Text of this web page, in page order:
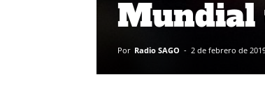
Mundial
Por Radio SAGO - 2 de febrero de